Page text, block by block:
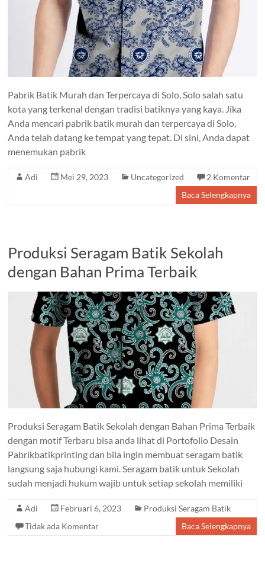
Pabrik Batik Murah dan Terpercaya di Solo, Solo salah satu
kota yang terkenal dengan tradisi batiknya yang kaya. Jika
Anda mencari pabrik batik murah dan terpercaya di Solo,
Anda telah datang ke tempat yang tepat. Di sini, Anda dapat
menemukan pabrik
Adi Mei 29, 2023 Uncategorized
2 Komentar
Baca Selengkapnya
Produksi Seragam Batik Sekolah
dengan Bahan Prima Terbaik
Produksi Seragam Batik Sekolah dengan Bahan Prima Terbaik
dengan motif Terbaru bisa anda lihat di Portofolio Desain
Pabrikbatikprinting dan bila ingin membuat seragam batik
langsung saja hubungi kami. Seragam batik untuk Sekolah
sudah menjadi hukum wajib untuk setiap sekolah memiliki
Adi Februari 6, 2023
Produksi Seragam Batik
Tidak ada Komentar
Baca Selengkapnya